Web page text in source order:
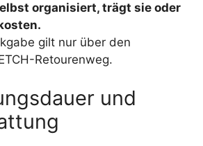
organisiert, trägt sie oder
gilt nur über den
Retourenweg.
und